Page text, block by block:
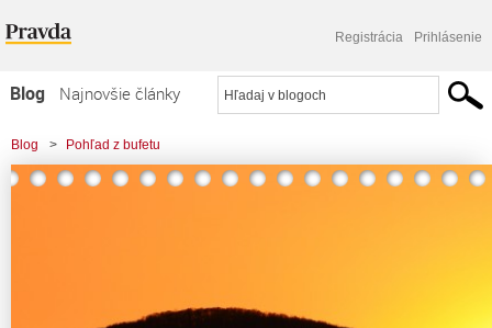
Registrácia Prihlásenie
Blog
Najnovšie články
Najčítanejšie články
Najkomentovanejšie články
Blog > Pohľad z bufetu